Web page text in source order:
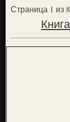
Страница 1 из